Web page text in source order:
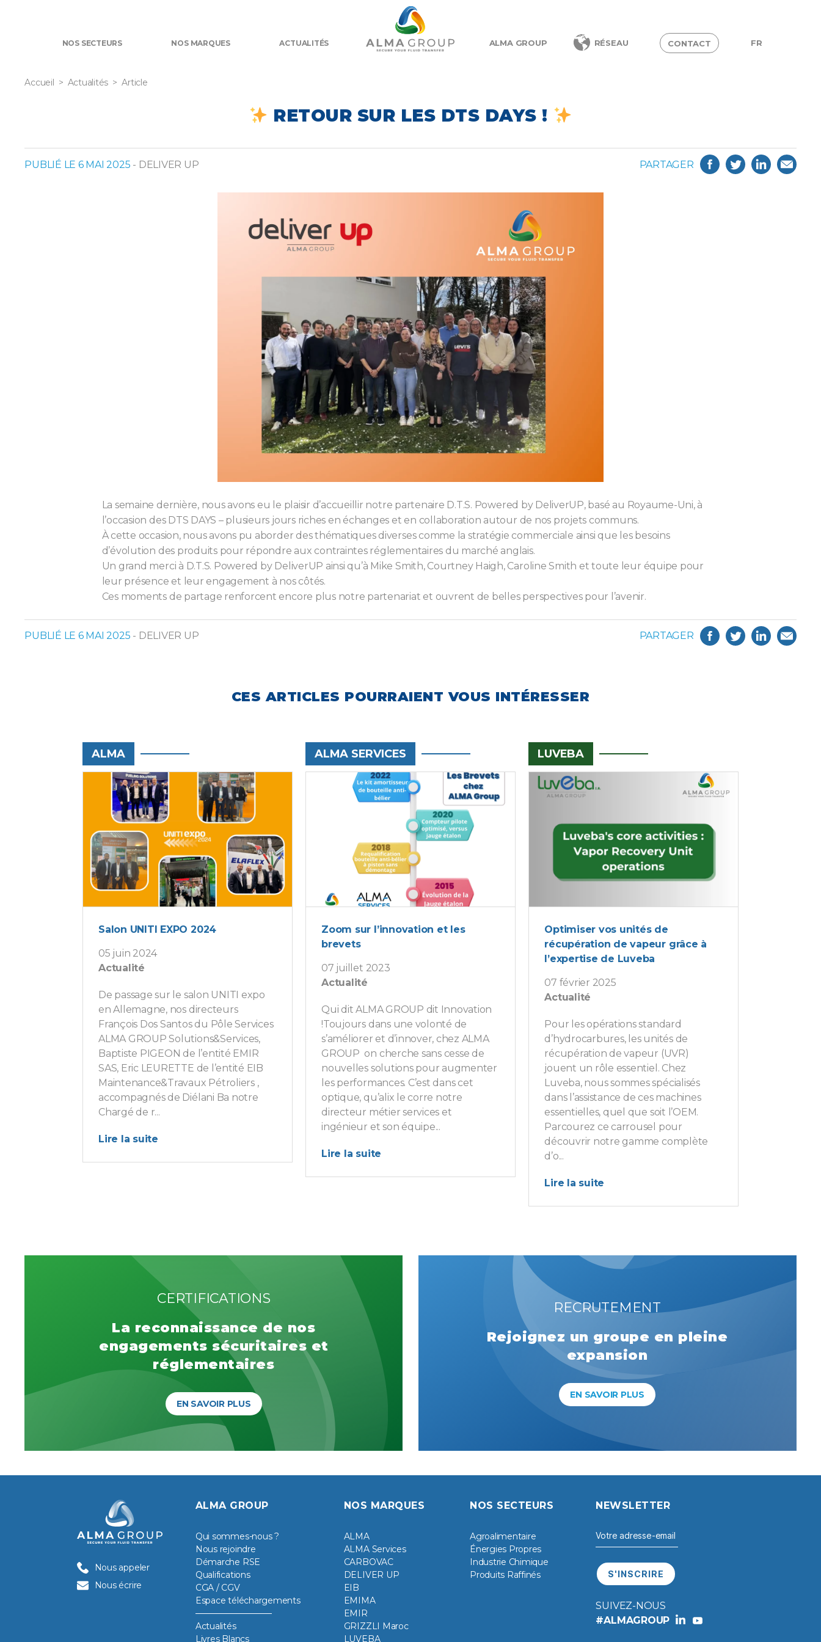
NOS SECTEURS NOS MARQUES ACTUALITÉS ALMA GROUP RÉSEAU CONTACT FR
Accueil Actualités Article
RETOUR SUR LES DTS DAYS !
PUBLIÉ LE 6 MAI 2025 - DELIVER UP PARTAGER
La semaine dernière, nous avons eu le plaisir d’accueillir notre partenaire D.T.S. Powered by DeliverUP, basé au Royaume-Uni, à
l’occasion des DTS DAYS – plusieurs jours riches en échanges et en collaboration autour de nos projets communs.
À cette occasion, nous avons pu aborder des thématiques diverses comme la stratégie commerciale ainsi que les besoins
d’évolution des produits pour répondre aux contraintes réglementaires du marché anglais.
Un grand merci à D.T.S. Powered by DeliverUP ainsi qu’à Mike Smith, Courtney Haigh, Caroline Smith et toute leur équipe pour
leur présence et leur engagement à nos côtés.
Ces moments de partage renforcent encore plus notre partenariat et ouvrent de belles perspectives pour l’avenir.
PUBLIÉ LE 6 MAI 2025 - DELIVER UP PARTAGER
CES ARTICLES POURRAIENT VOUS INTÉRESSER
ALMA
Salon UNITI EXPO 2024
05 juin 2024
Actualité
De passage sur le salon UNITI expo
en Allemagne, nos directeurs
François Dos Santos du Pôle Services
ALMA GROUP Solutions&Services,
Baptiste PIGEON de l’entité EMIR
SAS, Eric LEURETTE de l’entité EIB
Maintenance&Travaux Pétroliers ,
accompagnés de Diélani Ba notre
Chargé de r...
Lire la suite
ALMA SERVICES
Zoom sur l’innovation et les
brevets
07 juillet 2023
Actualité
Qui dit ALMA GROUP dit Innovation
!Toujours dans une volonté de
s’améliorer et d’innover, chez ALMA
GROUP on cherche sans cesse de
nouvelles solutions pour augmenter
les performances. C’est dans cet
optique, qu’alix le corre notre
directeur métier services et
ingénieur et son équipe...
Lire la suite
LUVEBA
Optimiser vos unités de
récupération de vapeur grâce à
l’expertise de Luveba
07 février 2025
Actualité
Pour les opérations standard
d’hydrocarbures, les unités de
récupération de vapeur (UVR)
jouent un rôle essentiel. Chez
Luveba, nous sommes spécialisés
dans l’assistance de ces machines
essentielles, quel que soit l’OEM.
Parcourez ce carrousel pour
découvrir notre gamme complète
d’o...
Lire la suite
CERTIFICATIONS
La reconnaissance de nos
engagements sécuritaires et
réglementaires
EN SAVOIR PLUS
RECRUTEMENT
Rejoignez un groupe en pleine
expansion
EN SAVOIR PLUS
Nous appeler
Nous écrire
ALMA GROUP
Qui sommes-nous ?
Nous rejoindre
Démarche RSE
Qualifications
CGA / CGV
Espace téléchargements
Actualités
Livres Blancs
NOS MARQUES
ALMA
ALMA Services
CARBOVAC
DELIVER UP
EIB
EMIMA
EMIR
GRIZZLI Maroc
LUVEBA
NOS SECTEURS
Agroalimentaire
Énergies Propres
Industrie Chimique
Produits Raffinés
NEWSLETTER
SUIVEZ-NOUS
#ALMAGROUP